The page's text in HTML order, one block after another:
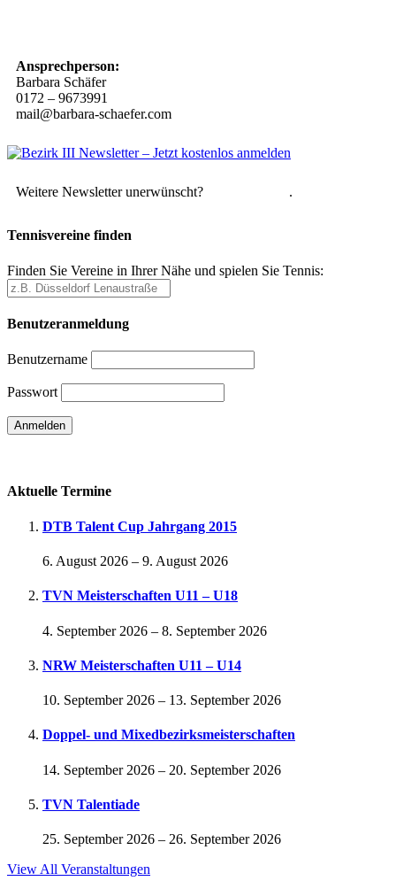
Ansprechperson:
Barbara Schäfer
0172 – 9673991
mail@barbara-schaefer.com
Weitere Newsletter unerwünscht? .
Tennisvereine finden
Finden Sie Vereine in Ihrer Nähe und spielen Sie Tennis:
Benutzeranmeldung
Benutzername
Passwort
Aktuelle Termine
DTB Talent Cup Jahrgang 2015
6. August 2026 – 9. August 2026
TVN Meisterschaften U11 – U18
4. September 2026 – 8. September 2026
NRW Meisterschaften U11 – U14
10. September 2026 – 13. September 2026
Doppel- und Mixedbezirksmeisterschaften
14. September 2026 – 20. September 2026
TVN Talentiade
25. September 2026 – 26. September 2026
View All Veranstaltungen